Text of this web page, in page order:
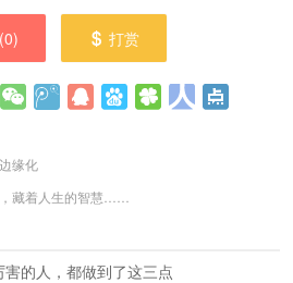
0) 打赏
缘化
藏着人生的智慧……
的人，都做到了这三点